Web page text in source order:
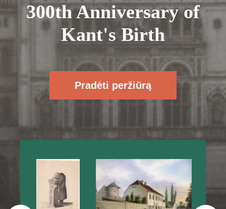
300th Anniversary of
Kant's Birth
Pradėti peržiūrą